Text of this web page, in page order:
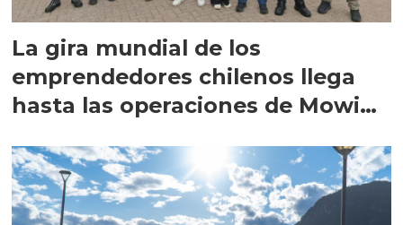
La gira mundial de los
emprendedores chilenos llega
hasta las operaciones de Mowi